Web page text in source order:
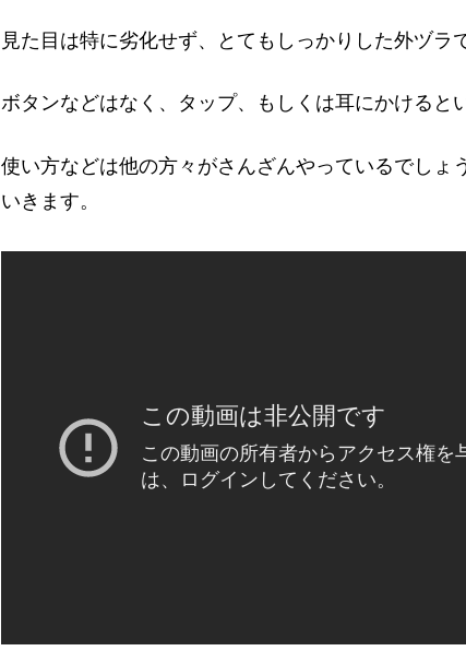
見た目は特に劣化せず、とてもしっかりした外ヅラ
ボタンなどはなく、タップ、もしくは耳にかけると
使い方などは他の方々がさんざんやっているでしょ
いきます。